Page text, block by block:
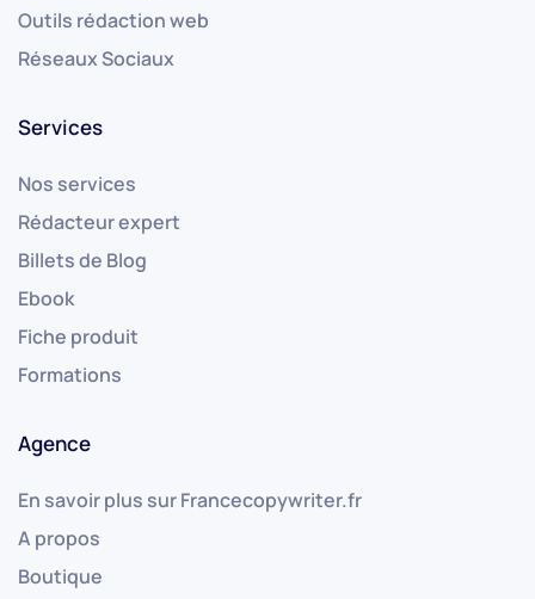
Outils rédaction web
Réseaux Sociaux
Services
Nos services
Rédacteur expert
Billets de Blog
Ebook
Fiche produit
Formations
Agence
En savoir plus sur Francecopywriter.fr
A propos
Boutique